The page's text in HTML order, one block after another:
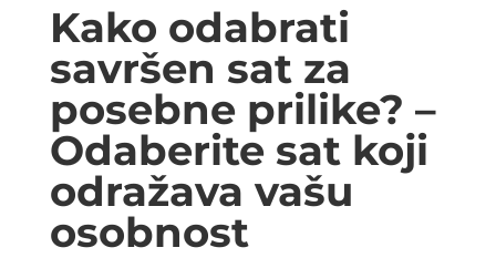
Kako odabrati
savršen sat za
posebne prilike? –
Odaberite sat koji
odražava vašu
osobnost